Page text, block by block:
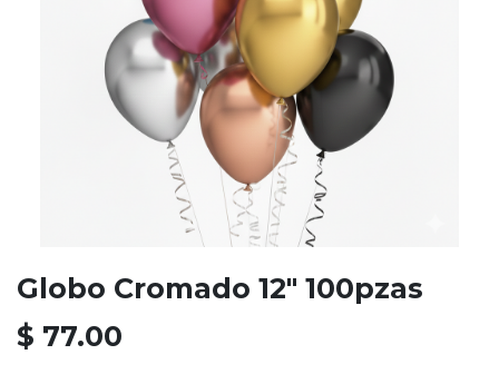
Globo Cromado 12" 100pzas
$ 77.00